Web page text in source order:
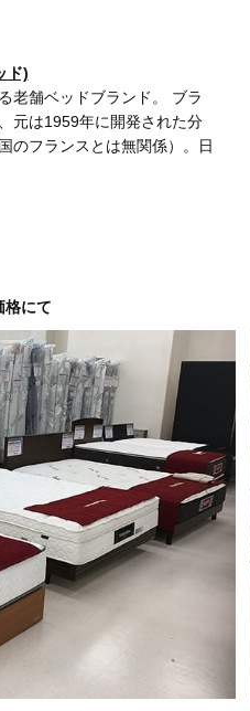
ド)
老舗ベッドブランド。 ブラ
元は1959年に開発された分
のフランスとは無関係）。日
大ヒット商品となり、以後も
見本市にも積極的に出展。そ
ている。
格にて